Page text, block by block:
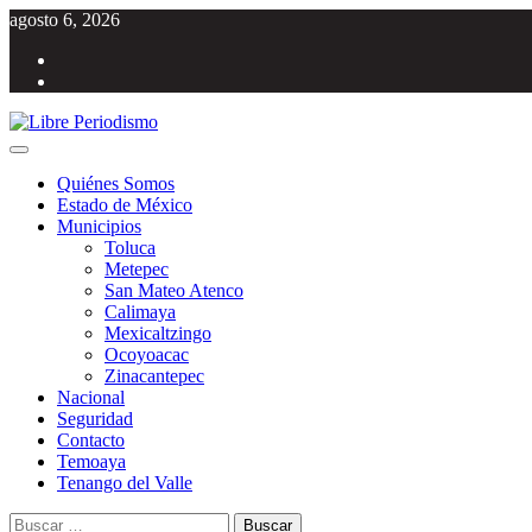
Saltar
contenido
agosto 6, 2026
Menú
principalQuiénes Somos
Estado de México
Municipios
Toluca
Metepec
San Mateo Atenco
Calimaya
Mexicaltzingo
Ocoyoacac
Zinacantepec
Nacional
Seguridad
Contacto
Temoaya
Tenango del Valle
Buscar: